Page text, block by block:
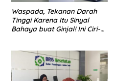
Waspada, Tekanan Darah
Tinggi Karena Itu Sinyal
Bahaya buat Ginjal! Ini Ciri-